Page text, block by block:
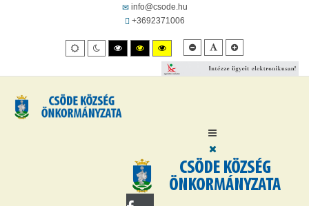
info@csode.hu
+3692371006
Alapértelmezett
mód
Éjszakai
mód
Nagy
felbontású
fekete/fehér
Nagy
felbontásút
fekete/sárga
Nagy
felbontású
sárga/fekete
mód.
Kisebb
betűméret
Alapértelmezett
betűméret